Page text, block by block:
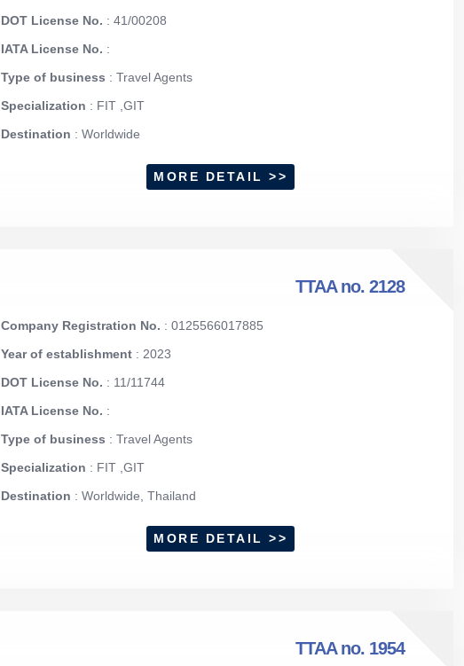
DOT License No. : 41/00208
IATA License No. :
Type of business : Travel Agents
Specialization : FIT ,GIT
Destination : Worldwide
MORE DETAIL >>
TTAA no. 2128
Company Registration No. : 0125566017885
Year of establishment : 2023
DOT License No. : 11/11744
IATA License No. :
Type of business : Travel Agents
Specialization : FIT ,GIT
Destination : Worldwide, Thailand
MORE DETAIL >>
TTAA no. 1954